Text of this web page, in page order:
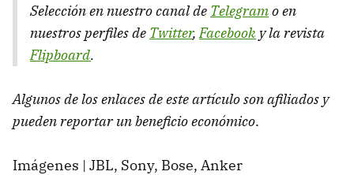
Selección en nuestro canal de Telegramo en
nuestros perfiles de Twitter, Facebook y la revista
Flipboard.
Algunos de los enlaces de este artículo son afiliados y
pueden reportar un beneficio económico.
Imágenes | JBL, Sony, Bose, Anker